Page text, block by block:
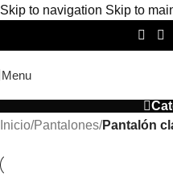
Skip to navigation Skip to
Menu
Inicio/Pantalones/Pantalón